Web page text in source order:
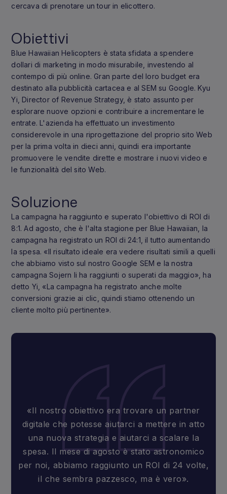
cercava di prenotare un tour in elicottero.
Obiettivi
Blue Hawaiian Helicopters è stata sfidata a spendere
dollari di marketing in modo misurabile, investendo al
contempo di più online. Gran parte del loro budget era
destinato alla pubblicità cartacea e al SEM su Google. Kyu
Yi, Director of Revenue Strategy, è stato assunto per
esplorare nuove opzioni e contribuire a incrementare le
entrate. L'azienda ha effettuato un investimento
considerevole in una riprogettazione del proprio sito Web
per la prima volta in dieci anni, quindi era importante
promuovere le vendite dirette e mostrare i nuovi video e
le funzionalità del sito Web.
Soluzione
La campagna ha raggiunto e superato l'obiettivo di ROI di
8:1. Ad agosto, che è l'alta stagione per Blue Hawaiian, la
campagna ha registrato un ROI di 24:1, il tutto aumentando
la spesa. «Il risultato ideale era vedere risultati simili a quelli
che abbiamo visto sul nostro Google SEM e la nostra
campagna Sojern li ha raggiunti o superati da maggio», ha
detto Yi, «La campagna ha registrato anche molte
conversioni grazie ai clic, quindi stiamo ottenendo un
cliente molto più pertinente».
«Il nostro obiettivo era trovare un partner
digitale che potesse aiutarci a mettere in atto
una nuova strategia e aiutarci a scalare la
spesa. Il mese di agosto è stato astronomico
per noi, abbiamo raggiunto un ROI di 24 volte,
il che sembra pazzesco, ma è vero».